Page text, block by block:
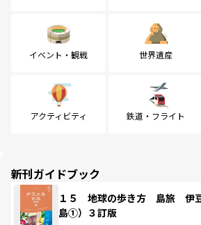
イベント・観戦 世界遺産
アクティビティ 鉄道・フライト
新刊ガイドブック
１５ 地球の歩き方 島旅 伊
島①）３訂版